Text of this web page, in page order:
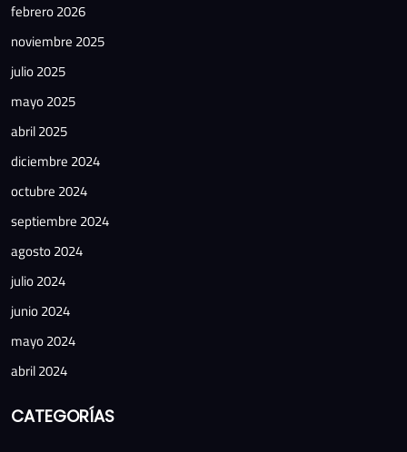
febrero 2026
noviembre 2025
julio 2025
mayo 2025
abril 2025
diciembre 2024
octubre 2024
septiembre 2024
agosto 2024
julio 2024
junio 2024
mayo 2024
abril 2024
CATEGORÍAS